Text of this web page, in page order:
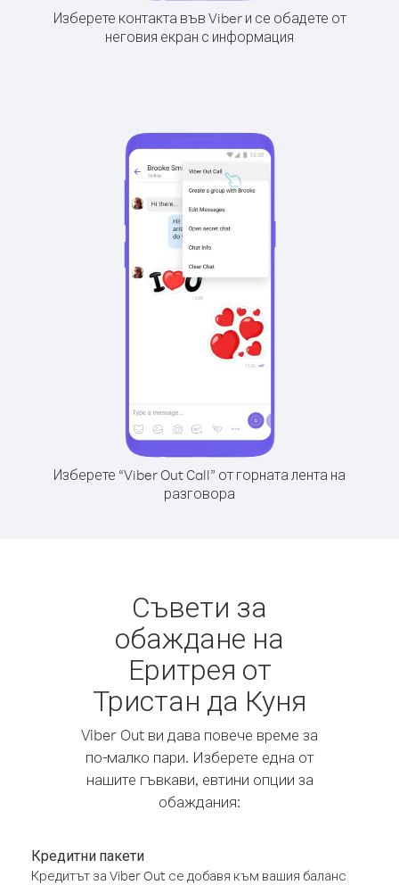
Изберете контакта във Viber и се обадете от
неговия екран с информация
Изберете “Viber Out Call” от горната лента на
разговора
Съвети за
обаждане на
Еритрея от
Тристан да Куня
Viber Out ви дава повече време за
по-малко пари. Изберете една от
нашите гъвкави, евтини опции за
обаждания:
Кредитни пакети
Кредитът за Viber Out се добавя към вашия баланс